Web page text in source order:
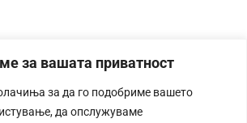
за вашата приватност
за да го подобриме вашето
да опслужуваме